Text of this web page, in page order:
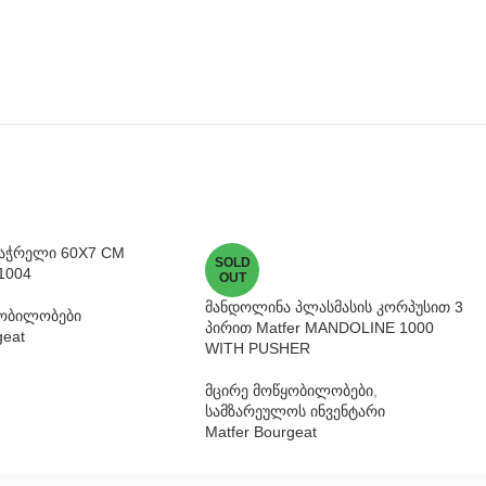
60X7 CM
SOLD
OUT
მანდოლინა პლასმასის კორპუსით 3
პირით Matfer MANDOLINE 1000
WITH PUSHER
მცირე მოწყობილობები
სამზარეულოს ინვენტარი
Matfer Bourgeat